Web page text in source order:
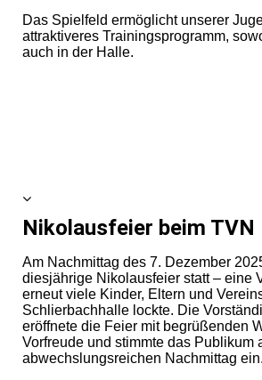
Das Spielfeld ermöglicht unserer
attraktiveres Trainingsprogramm,
auch in der Halle.
Nikolausfeier beim TVN
Am Nachmittag des 7. Dezember
diesjährige Nikolausfeier statt – eine
erneut viele Kinder, Eltern und
Schlierbachhalle lockte. Die
eröffnete die Feier mit begrüßenden
Vorfreude und stimmte das Publikum
abwechslungsreichen Nachmittag ein.